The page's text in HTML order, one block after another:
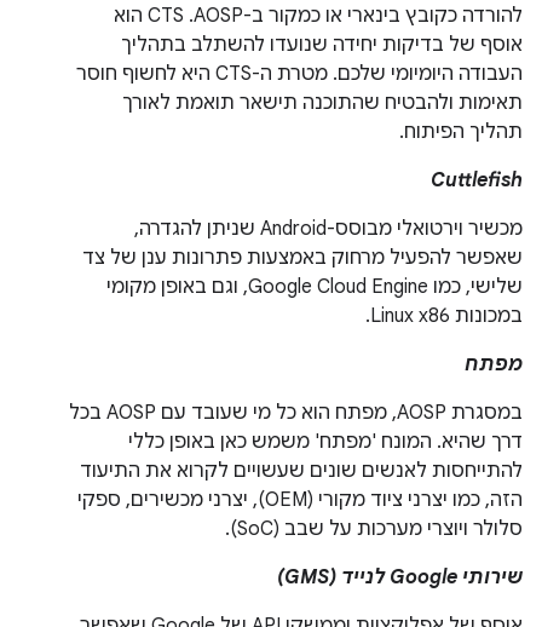
להורדה כקובץ בינארי או כמקור ב-AOSP. ‫CTS הוא
אוסף של בדיקות יחידה שנועדו להשתלב בתהליך
העבודה היומיומי שלכם. מטרת ה-CTS היא לחשוף חוסר
תאימות ולהבטיח שהתוכנה תישאר תואמת לאורך
תהליך הפיתוח.
Cuttlefish
מכשיר וירטואלי מבוסס-Android שניתן להגדרה,
שאפשר להפעיל מרחוק באמצעות פתרונות ענן של צד
שלישי, כמו Google Cloud Engine, וגם באופן מקומי
במכונות Linux x86.
מפתח
במסגרת AOSP, מפתח הוא כל מי שעובד עם AOSP בכל
דרך שהיא. המונח 'מפתח' משמש כאן באופן כללי
להתייחסות לאנשים שונים שעשויים לקרוא את התיעוד
הזה, כמו יצרני ציוד מקורי (OEM), יצרני מכשירים, ספקי
סלולר ויוצרי מערכות על שבב (SoC).
שירותי Google לנייד (GMS)